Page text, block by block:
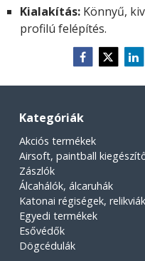
Kialakítás: Könnyű,
profilú felépítés.
Kategóriák
Akciós termékek
Airsoft, paintball
Zászlók
Álcahálók, álcaruhák
Katonai régiségek, relikviák
Egyedi termékek
Esővédők
Dögcédulák